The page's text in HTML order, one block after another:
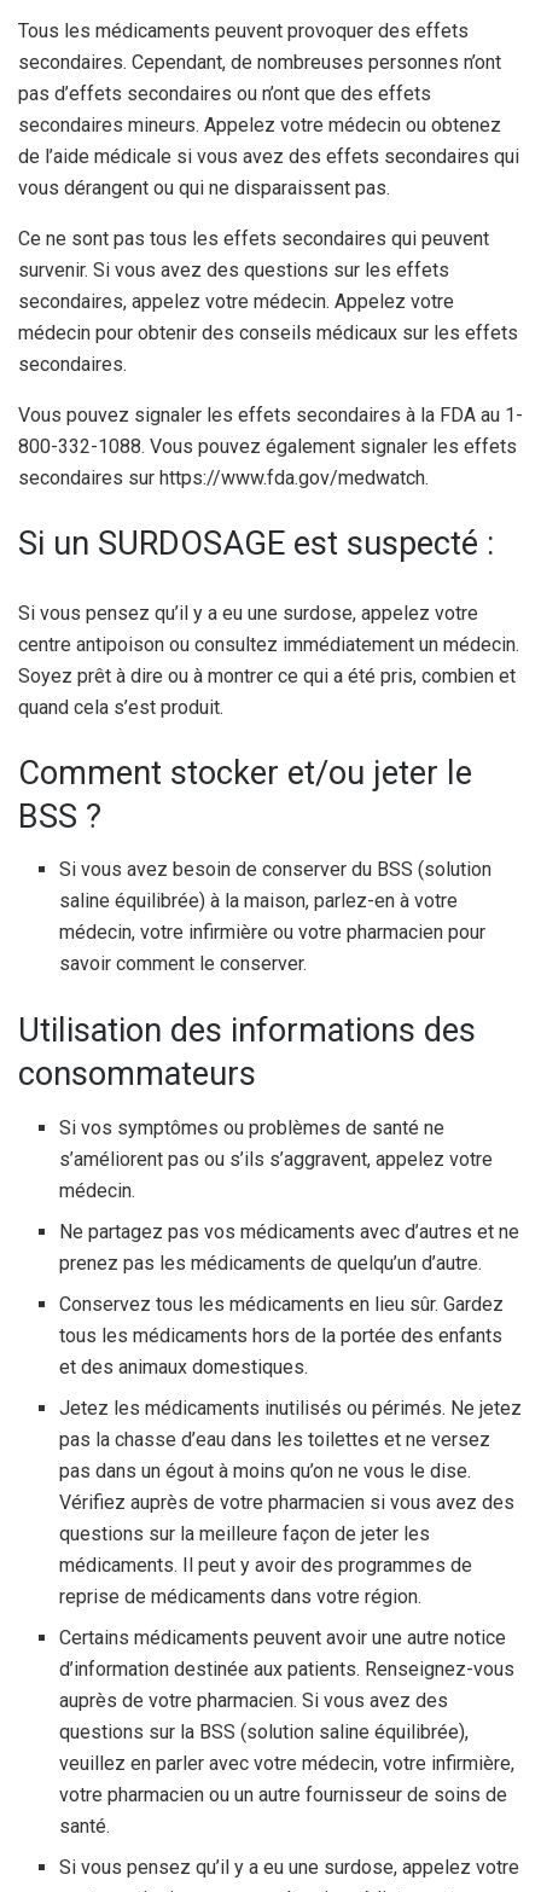
Tous les médicaments peuvent provoquer des effets
secondaires. Cependant, de nombreuses personnes n’ont
pas d’effets secondaires ou n’ont que des effets
secondaires mineurs. Appelez votre médecin ou obtenez
de l’aide médicale si vous avez des effets secondaires qui
vous dérangent ou qui ne disparaissent pas.
Ce ne sont pas tous les effets secondaires qui peuvent
survenir. Si vous avez des questions sur les effets
secondaires, appelez votre médecin. Appelez votre
médecin pour obtenir des conseils médicaux sur les effets
secondaires.
Vous pouvez signaler les effets secondaires à la FDA au 1-
800-332-1088. Vous pouvez également signaler les effets
secondaires sur https://www.fda.gov/medwatch.
Si un SURDOSAGE est suspecté :
Si vous pensez qu’il y a eu une surdose, appelez votre
centre antipoison ou consultez immédiatement un médecin.
Soyez prêt à dire ou à montrer ce qui a été pris, combien et
quand cela s’est produit.
Comment stocker et/ou jeter le
BSS ?
Si vous avez besoin de conserver du BSS (solution
saline équilibrée) à la maison, parlez-en à votre
médecin, votre infirmière ou votre pharmacien pour
savoir comment le conserver.
Utilisation des informations des
consommateurs
Si vos symptômes ou problèmes de santé ne
s’améliorent pas ou s’ils s’aggravent, appelez votre
médecin.
Ne partagez pas vos médicaments avec d’autres et ne
prenez pas les médicaments de quelqu’un d’autre.
Conservez tous les médicaments en lieu sûr. Gardez
tous les médicaments hors de la portée des enfants
et des animaux domestiques.
Jetez les médicaments inutilisés ou périmés. Ne jetez
pas la chasse d’eau dans les toilettes et ne versez
pas dans un égout à moins qu’on ne vous le dise.
Vérifiez auprès de votre pharmacien si vous avez des
questions sur la meilleure façon de jeter les
médicaments. Il peut y avoir des programmes de
reprise de médicaments dans votre région.
Certains médicaments peuvent avoir une autre notice
d’information destinée aux patients. Renseignez-vous
auprès de votre pharmacien. Si vous avez des
questions sur la BSS (solution saline équilibrée),
veuillez en parler avec votre médecin, votre infirmière,
votre pharmacien ou un autre fournisseur de soins de
santé.
Si vous pensez qu’il y a eu une surdose, appelez votre